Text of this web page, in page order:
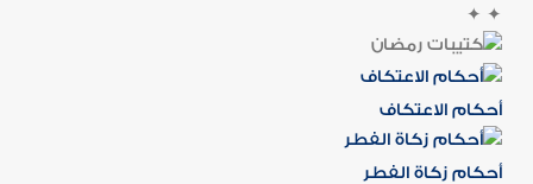
✦
✦
أحكام الاعتكاف
أحكام زكاة الفطر